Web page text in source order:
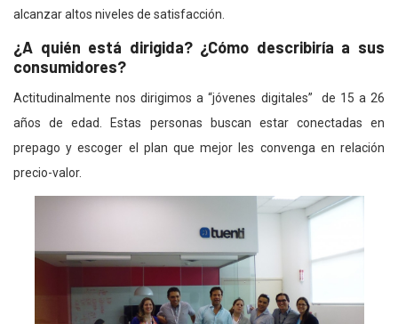
alcanzar altos niveles de satisfacción.
¿A quién está dirigida? ¿Cómo describiría a sus
consumidores?
Actitudinalmente nos dirigimos a “jóvenes digitales” de 15 a 26
años de edad. Estas personas buscan estar conectadas en
prepago y escoger el plan que mejor les convenga en relación
precio-valor.